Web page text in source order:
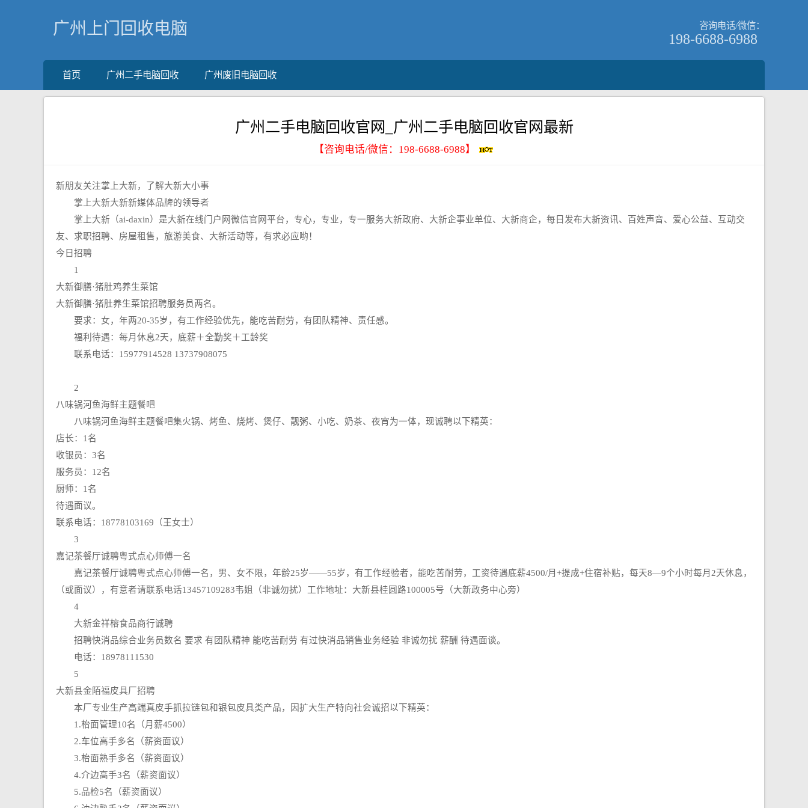
广州上门回收电脑 咨询电话/微信：
198-6688-6988
首页 广州二手电脑回收 广州废旧电脑回收
广州二手电脑回收官网_广州二手电脑回收官网最新
【咨询电话/微信： 198-6688-6988】
新朋友关注掌上大新，了解大新大小事
掌上大新大新新媒体品牌的领导者
掌上大新（ai-daxin）是大新在线门户网微信官网平台，专心，专业，专一服务大新政府、大新企事业单位、大新商企，每日发布大新资讯、百姓声音、爱心公益、互动交
友、求职招聘、房屋租售，旅游美食、大新活动等，有求必应哟！
今日招聘
1
大新御膳·猪肚鸡养生菜馆
大新御膳·猪肚养生菜馆招聘服务员两名。
要求：女，年两20-35岁，有工作经验优先，能吃苦耐劳，有团队精神、责任感。
福利待遇：每月休息2天，底薪＋全勤奖＋工龄奖
联系电话：15977914528 13737908075
2
八味锅河鱼海鲜主题餐吧
八味锅河鱼海鲜主题餐吧集火锅、烤鱼、烧烤、煲仔、靓粥、小吃、奶茶、夜宵为一体，现诚聘以下精英：
店长：1名
收银员：3名
服务员：12名
厨师：1名
待遇面议。
联系电话：18778103169（王女士）
3
嘉记茶餐厅诚聘粤式点心师傅一名
嘉记茶餐厅诚聘粤式点心师傅一名，男、女不限，年龄25岁――55岁，有工作经验者，能吃苦耐劳，工资待遇底薪4500/月+提成+住宿补贴，每天8―9个小时每月2天休息，
（或面议），有意者请联系电话13457109283韦姐（非诚勿扰）工作地址：大新县桂圆路100005号（大新政务中心旁）
4
大新金祥榕食品商行诚聘
招聘快消品综合业务员数名 要求 有团队精神 能吃苦耐劳 有过快消品销售业务经验 非诚勿扰 薪酬 待遇面谈。
电话：18978111530
5
大新县金陌福皮具厂招聘
本厂专业生产高端真皮手抓拉链包和银包皮具类产品，因扩大生产特向社会诚招以下精英：
1.枱面管理10名（月薪4500）
2.车位高手多名（薪资面议）
3.枱面熟手多名（薪资面议）
4.介边高手3名（薪资面议）
5.品检5名（薪资面议）